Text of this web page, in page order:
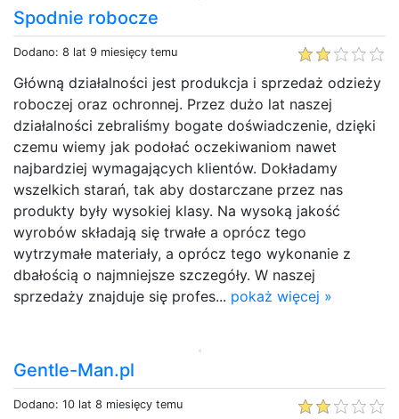
Spodnie robocze
Dodano: 8 lat 9 miesięcy temu
Główną działalności jest produkcja i sprzedaż odzieży
roboczej oraz ochronnej. Przez dużo lat naszej
działalności zebraliśmy bogate doświadczenie, dzięki
czemu wiemy jak podołać oczekiwaniom nawet
najbardziej wymagających klientów. Dokładamy
wszelkich starań, tak aby dostarczane przez nas
produkty były wysokiej klasy. Na wysoką jakość
wyrobów składają się trwałe a oprócz tego
wytrzymałe materiały, a oprócz tego wykonanie z
dbałością o najmniejsze szczegóły. W naszej
sprzedaży znajduje się profes... pokaż więcej »
Gentle-Man.pl
Dodano: 10 lat 8 miesięcy temu